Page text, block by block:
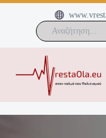

